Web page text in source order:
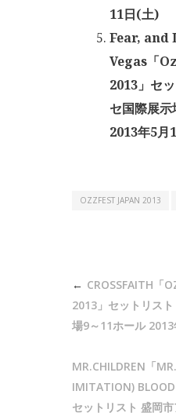
11日(土)
Fear,
Vegas「
2013」セ
セ国際展
2013年5月
OZZFEST JAPAN 2013
CROSSFAITH「
2013」セットリス
場9～11ホール
MR.CHILDREN「
IMITATION) BLOOD
セットリスト 盛岡